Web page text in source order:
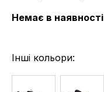
Немає в наявності
Інші кольори: